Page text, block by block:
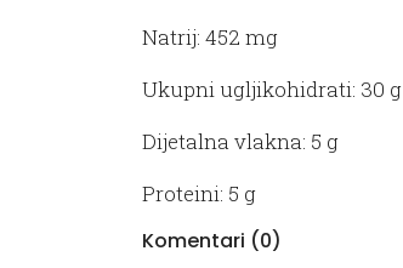
Natrij: 452 mg
Ukupni ugljikohidrati: 30 g
Dijetalna vlakna: 5 g
Proteini: 5 g
Komentari (0)